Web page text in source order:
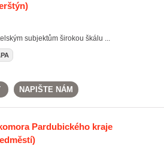
subjektům širokou škálu ...
NAPIŠTE NÁM
Pardubického kraje